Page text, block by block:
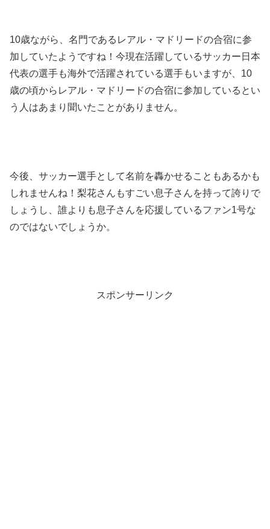
10歳ながら、名門であるレアル・マドリードの合宿に参
加していたようですね！今現在活躍しているサッカー日本
代表の選手も海外で活躍されている選手もいますが、10
歳の頃からレアル・マドリードの合宿に参加しているとい
う人はあまり聞いたことがありません。
今後、サッカー選手として名前を轟かせることもあるかも
しれませんね！梨花さんもすごい息子さんを持って誇りで
しょうし、誰よりも息子さんを応援しているファン1号な
のではないでしょうか。
スポンサーリンク